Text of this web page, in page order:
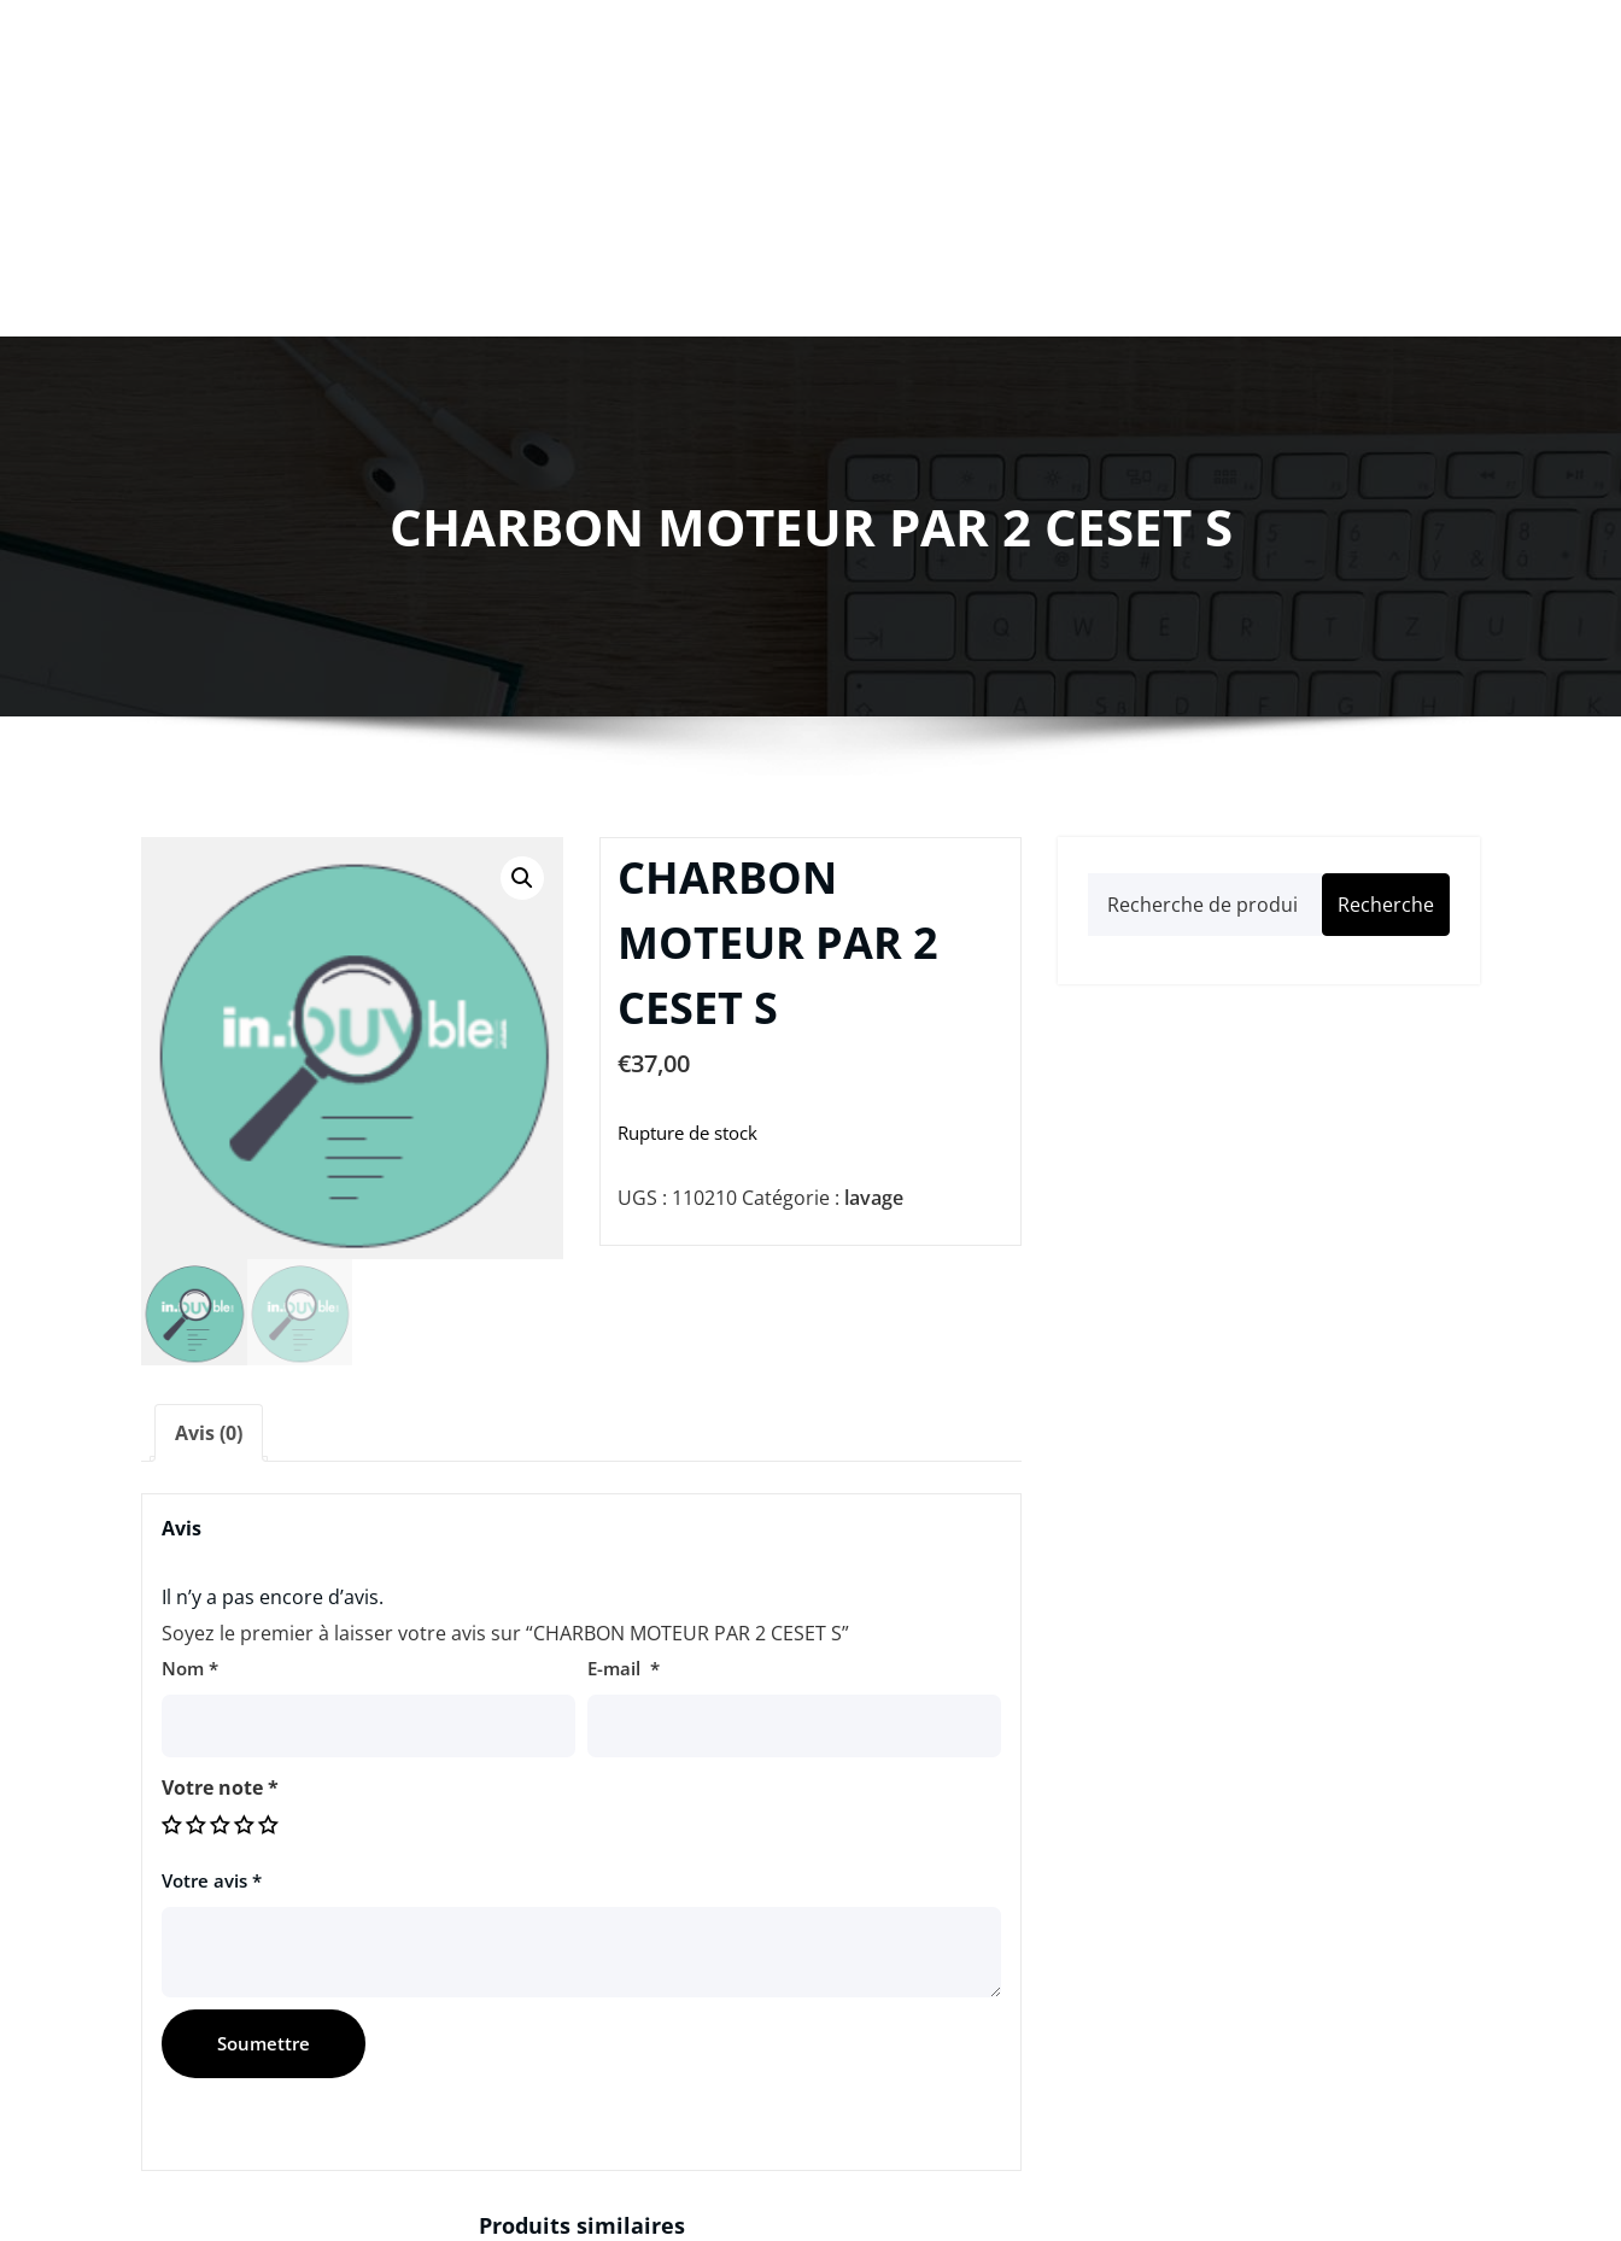
CHARBON MOTEUR PAR 2 CESET S
CHARBON
MOTEUR PAR 2
CESET S
€37,00
Rupture de stock
UGS : 110210 Catégorie : lavage
Avis (0)
Avis
Il n’y a pas encore d’avis.
Soyez le premier à laisser votre avis sur “CHARBON MOTEUR PAR 2 CESET S”
Nom * E-mail *
Votre note*
Votre avis *
Produits similaires
Recherche
Recherche